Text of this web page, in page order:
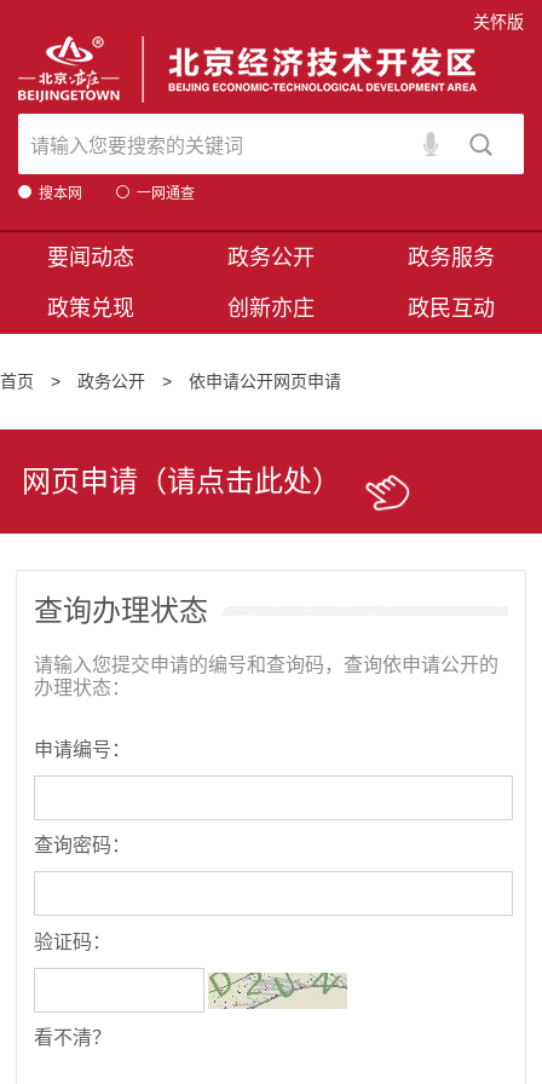
关怀版
搜本网 一网通查
要闻动态 政务公开 政务服务
政策兑现 创新亦庄 政民互动
首页 > 政务公开 > 依申请公开网页申请
网页申请（请点击此处）
查询办理状态
请输入您提交申请的编号和查询码，查询依申请公开的
办理状态：
申请编号：
查询密码：
验证码：
看不清？